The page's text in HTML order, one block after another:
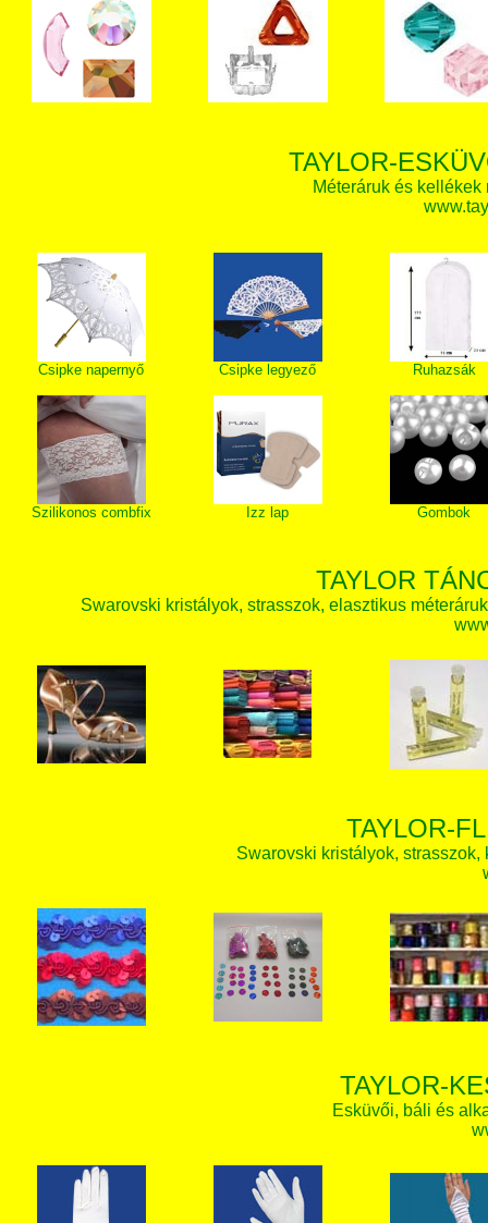
TAYLOR-
Méteráruk és
Csipke napernyő Csipke legyező Ruhazsák
Szilikonos combfix Izz lap Gombok
TAYLOR
Swarovski kristályok, strasszok, elasztikus
TAYLOR-
Swarovski kristályok,
TAYLOR-
Esküvői, báli és